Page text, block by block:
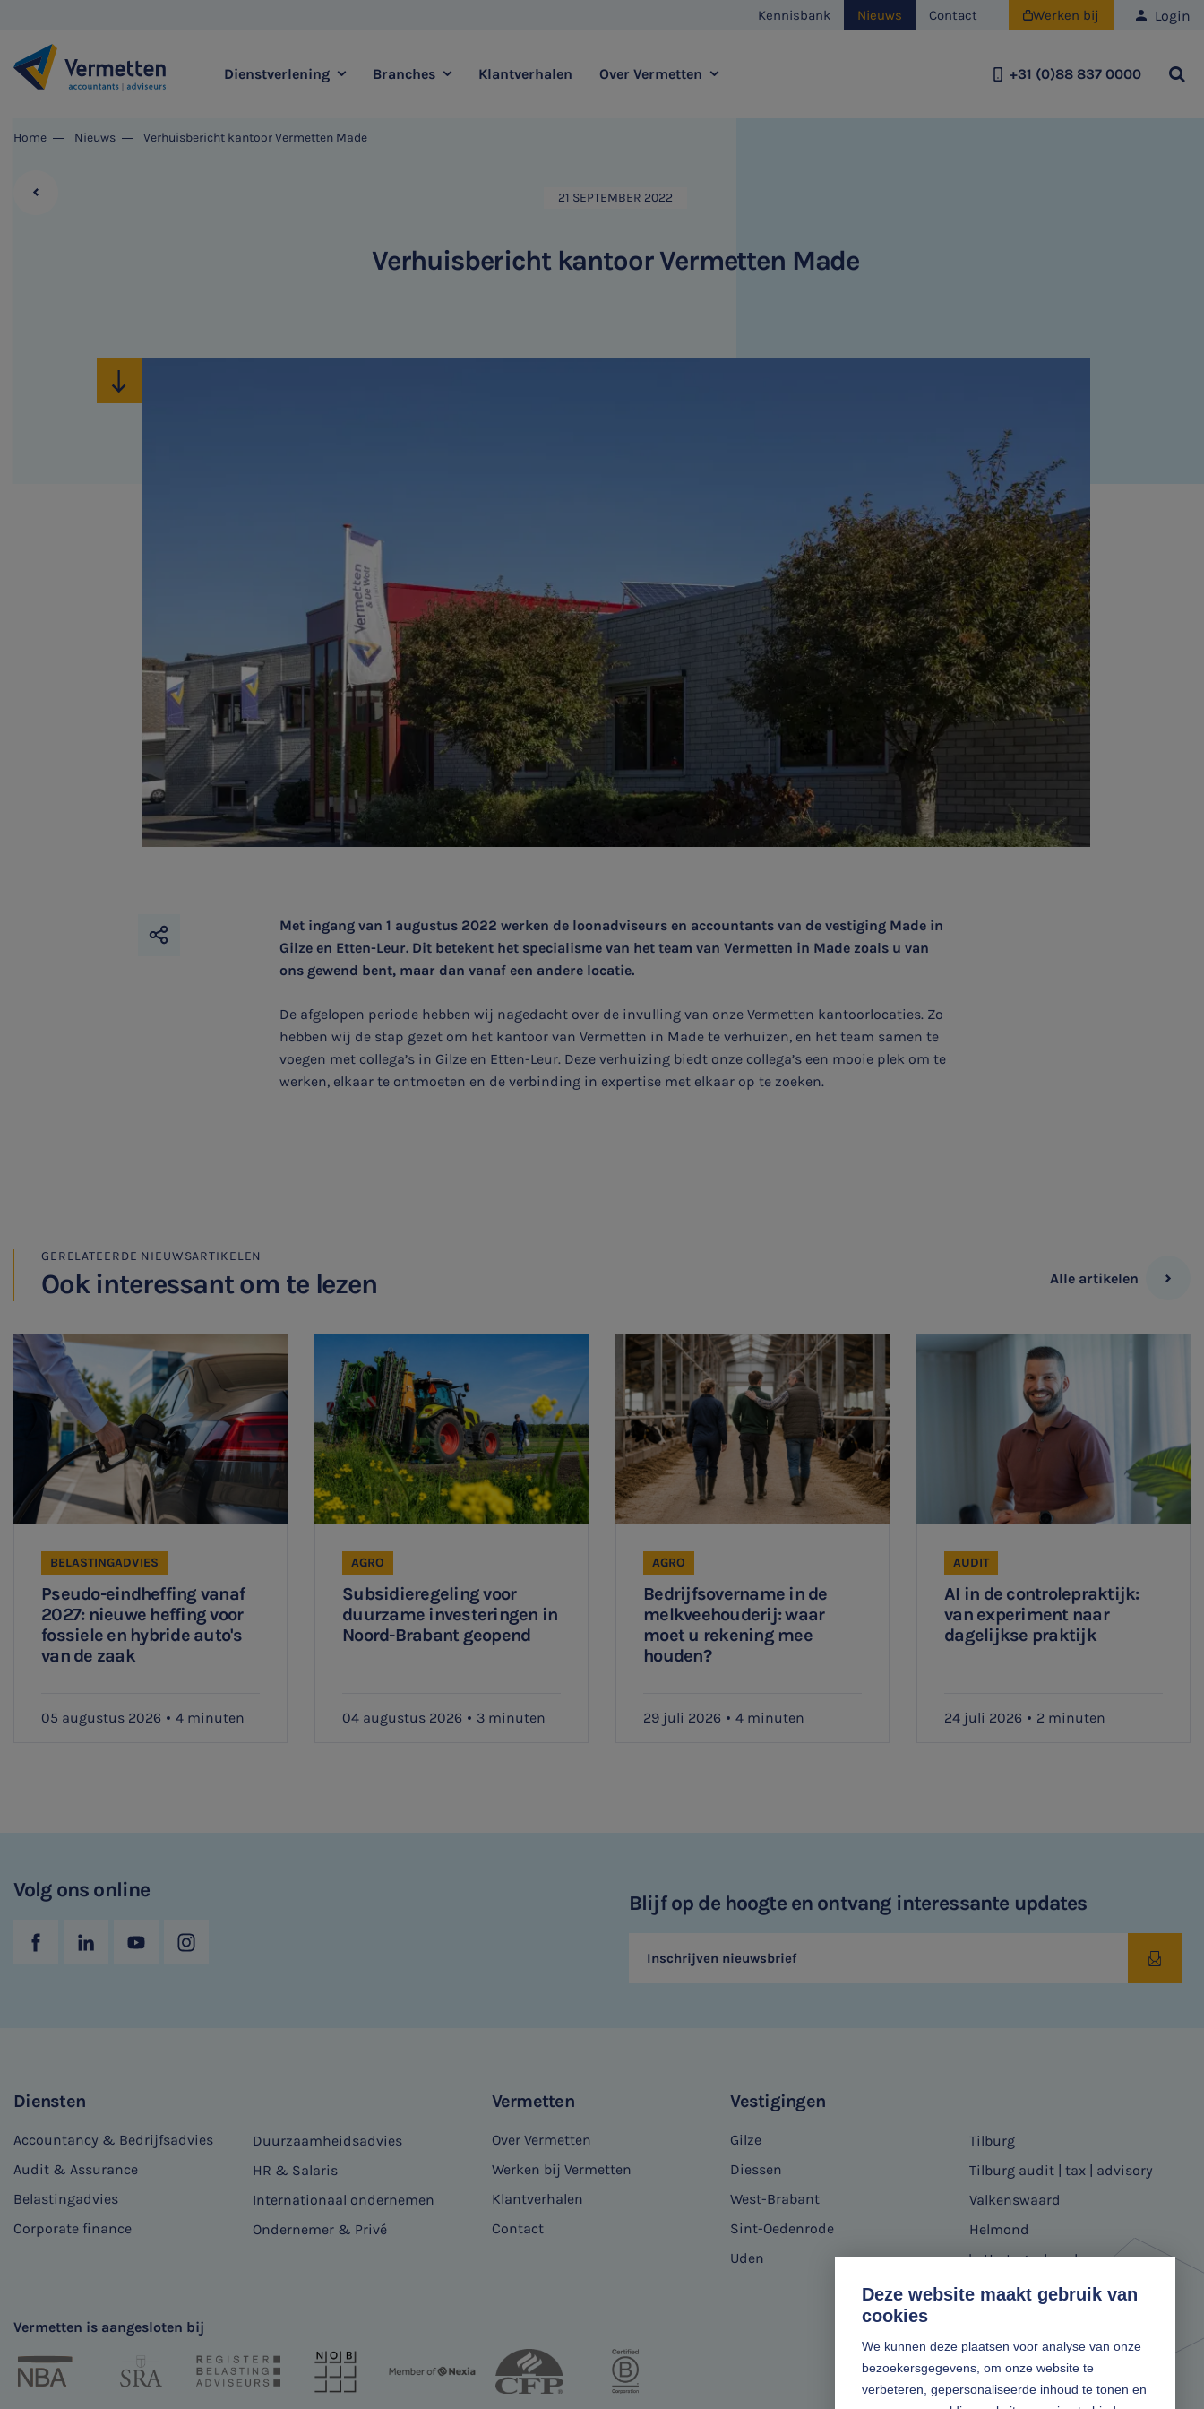
Deze website maakt gebruik van
cookies
We kunnen deze plaatsen voor analyse van onze
bezoekersgegevens, om onze website te
verbeteren, gepersonaliseerde inhoud te tonen en
Kennisbank Nieuws Contact Werken bij Login
|
Dienstverlening
Meest gezochte thema's
Branches Klantverhalen Over Vermetten +31 (0)88 837 0000 
E-commerce
Ondernemer en privé
HR Advies
Agro
Home Nieuws Verhuisbericht kantoor Vermetten Made
Aanmelden
21 SEPTEMBER 2022
Verhuisbericht kantoor Vermetten Made
Met ingang van 1 augustus 2022 werken de loonadviseurs en accountants van de vestiging Made in
Gilze en Etten-Leur. Dit betekent het specialisme van het team van Vermetten in Made zoals u van
ons gewend bent, maar dan vanaf een andere locatie.
De afgelopen periode hebben wij nagedacht over de invulling van onze Vermetten kantoorlocaties. Zo
hebben wij de stap gezet om het kantoor van Vermetten in Made te verhuizen, en het team samen te
voegen met collega’s in Gilze en Etten-Leur. Deze verhuizing biedt onze collega’s een mooie plek om te
werken, elkaar te ontmoeten en de verbinding in expertise met elkaar op te zoeken.
GERELATEERDE NIEUWSARTIKELEN
Ook interessant om te lezen Alle artikelen
Pseudo-eindheffing vanaf
2027: nieuwe heffing voor
fossiele en hybride auto's
van de zaak
BELASTINGADVIES
05 augustus 2026 4 minuten
Subsidieregeling voor
duurzame investeringen in
Noord-Brabant geopend
AGRO
04 augustus 2026 3 minuten
Bedrijfsovername in de
melkveehouderij: waar
moet u rekening mee
houden?
AGRO
29 juli 2026 4 minuten
AI in de controlepraktijk:
van experiment naar
dagelijkse praktijk
AUDIT
24 juli 2026 2 minuten
Volg ons online
Blijf op de hoogte en ontvang interessante updates
Inschrijven nieuwsbrief
Diensten
Accountancy & Bedrijfsadvies
Audit & Assurance
Belastingadvies
Corporate finance
Duurzaamheidsadvies
HR & Salaris
Internationaal ondernemen
Ondernemer & Privé
Vermetten
Over Vermetten
Werken bij Vermetten
Klantverhalen
Contact
Vestigingen
Gilze
Diessen
West-Brabant
Sint-Oedenrode
Uden
Tilburg
Tilburg audit | tax | advisory
Valkenswaard
Helmond
's-Hertogenbosch
Vermetten is aangesloten bij